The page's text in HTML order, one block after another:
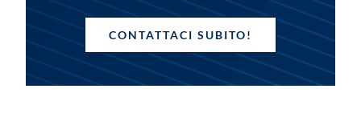
CONTATTACI SUBITO!